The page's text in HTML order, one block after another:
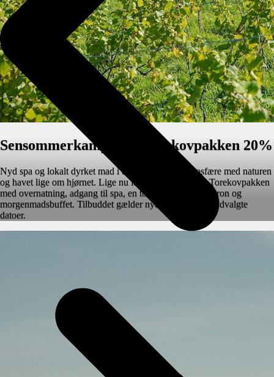
Sensommerkampagne Torekovpakken 20%
Nyd spa og lokalt dyrket mad i en afslappende atmosfære med naturen
og havet lige om hjørnet. Lige nu får du 20% rabat på Torekovpakken
med overnatning, adgang til spa, en toretters menu i Bistron og
morgenmadsbuffet. Tilbuddet gælder nye bookinger på udvalgte
datoer.